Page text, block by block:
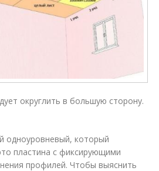
округлить в большую сторону.
одноуровневый, который
пластина с фиксирующими
профилей. Чтобы выяснить